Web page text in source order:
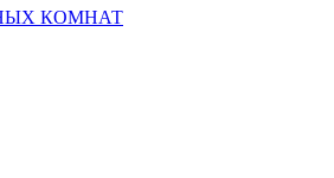
КОМНАТ